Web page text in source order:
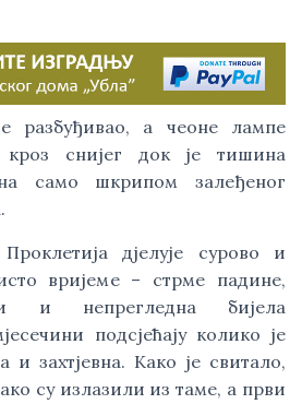
разбуђивао, а чеоне лампе
кроз снијег док је тишина
само шкрипом залеђеног
дјелује сурово и
вријеме – стрме падине,
и непрегледна бијела
подсјећају колико је
захтјевна. Kако је свитало,
су излазили из таме, а први